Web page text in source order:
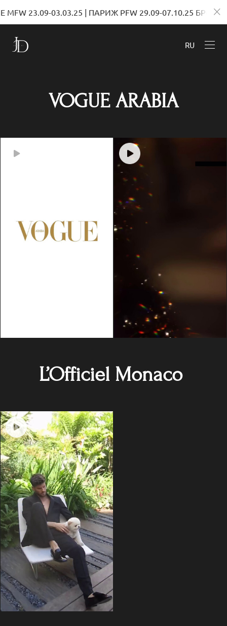
03.03.25 | ПАРИЖ PFW 29.09-07.10.25
RU
VOGUE ARABIA
L’Officiel Monaco